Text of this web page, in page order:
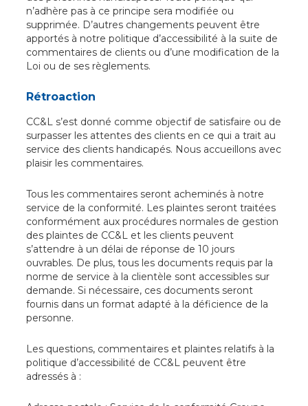
n’adhère pas à ce principe sera modifiée ou
supprimée. D’autres changements peuvent être
apportés à notre politique d’accessibilité à la suite de
commentaires de clients ou d’une modification de la
Loi ou de ses règlements.
Rétroaction
CC&L s’est donné comme objectif de satisfaire ou de
surpasser les attentes des clients en ce qui a trait au
service des clients handicapés. Nous accueillons avec
plaisir les commentaires.
Tous les commentaires seront acheminés à notre
service de la conformité. Les plaintes seront traitées
conformément aux procédures normales de gestion
des plaintes de CC&L et les clients peuvent
s’attendre à un délai de réponse de 10 jours
ouvrables. De plus, tous les documents requis par la
norme de service à la clientèle sont accessibles sur
demande. Si nécessaire, ces documents seront
fournis dans un format adapté à la déficience de la
personne.
Les questions, commentaires et plaintes relatifs à la
politique d’accessibilité de CC&L peuvent être
adressés à :